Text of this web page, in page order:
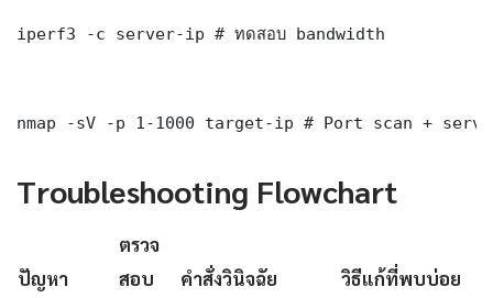
iperf3 -c server-ip # ทดสอบ bandwidth
nmap -sV -p 1-1000 target-ip # Port scan +
Troubleshooting Flowchart
ปัญหา
ตรวจ
สอบ
คำสั่งวินิจฉัย วิธีแก้ที่พบบ่อย